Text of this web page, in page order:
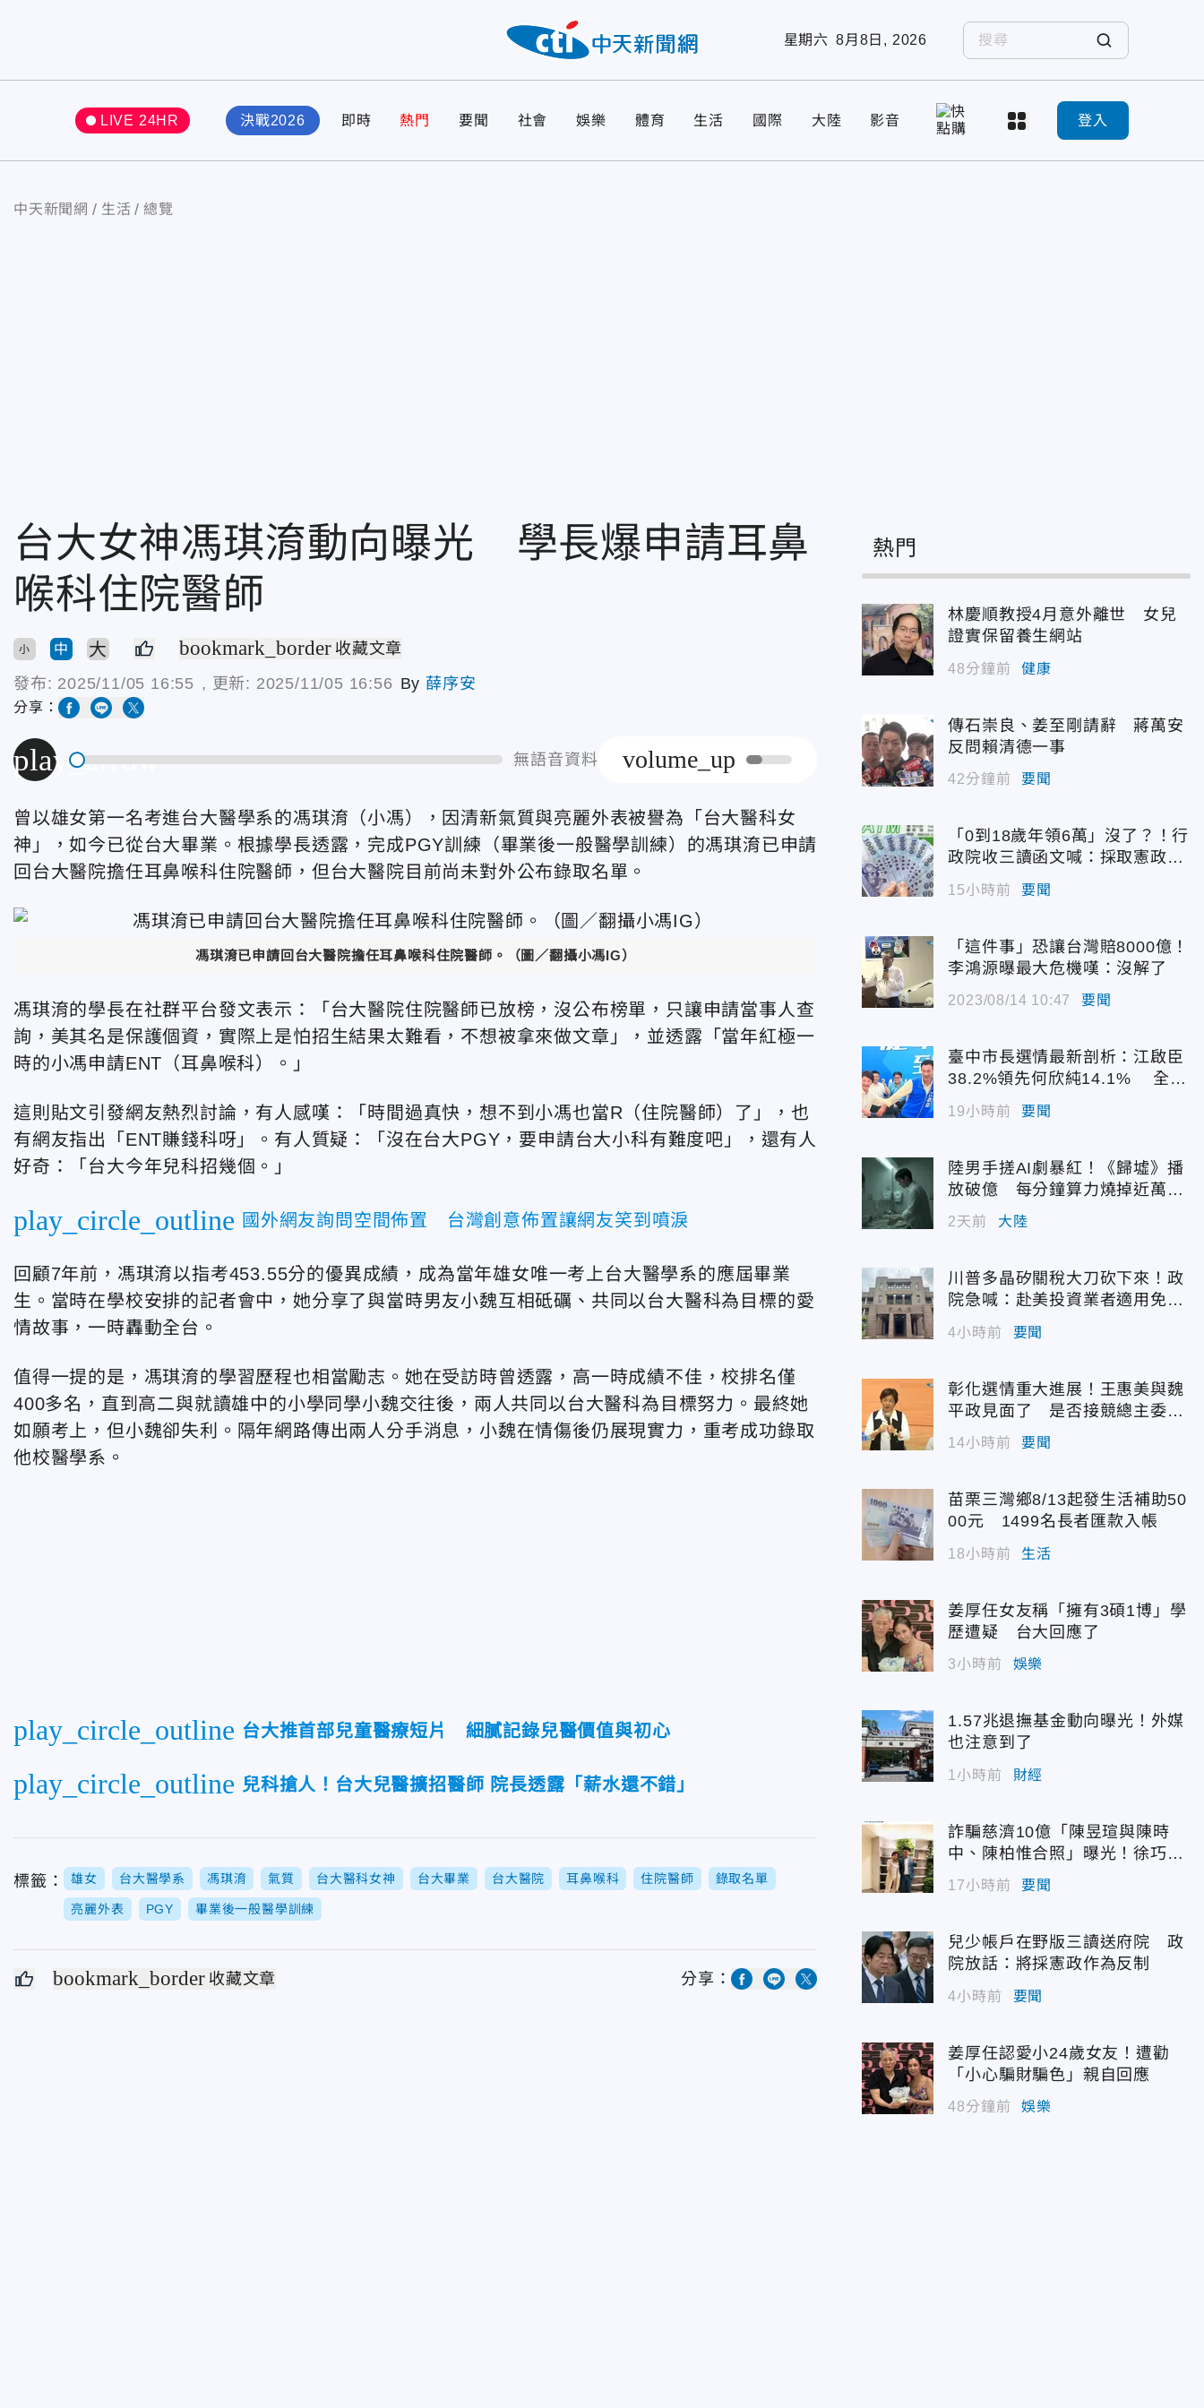
星期六 8月8日, 2026
LIVE 24HR 決戰2026 即時 熱門 要聞 社會 娛樂 體育 生活 國際 大陸 影音 登入
中天新聞網 生活 總覽
台大女神馮琪淯動向曝光 學長爆申請耳鼻
喉科住院醫師
小 中 大 bookmark_border 收藏文章
發布: 2025/11/05 16:55 , 更新: 2025/11/05 16:56 By 薛序安
分享：
play_arrow 無語音資料 volume_up
曾以雄女第一名考進台大醫學系的馮琪淯（小馮），因清新氣質與亮麗外表被譽為「台大醫科女
神」，如今已從台大畢業。根據學長透露，完成PGY訓練（畢業後一般醫學訓練）的馮琪淯已申請
回台大醫院擔任耳鼻喉科住院醫師，但台大醫院目前尚未對外公布錄取名單。
馮琪淯已申請回台大醫院擔任耳鼻喉科住院醫師。（圖／翻攝小馮IG）
馮琪淯的學長在社群平台發文表示：「台大醫院住院醫師已放榜，沒公布榜單，只讓申請當事人查
詢，美其名是保護個資，實際上是怕招生結果太難看，不想被拿來做文章」，並透露「當年紅極一
時的小馮申請ENT（耳鼻喉科）。」
這則貼文引發網友熱烈討論，有人感嘆：「時間過真快，想不到小馮也當R（住院醫師）了」，也
有網友指出「ENT賺錢科呀」。有人質疑：「沒在台大PGY，要申請台大小科有難度吧」，還有人
好奇：「台大今年兒科招幾個。」
play_circle_outline 國外網友詢問空間佈置 台灣創意佈置讓網友笑到噴淚
回顧7年前，馮琪淯以指考453.55分的優異成績，成為當年雄女唯一考上台大醫學系的應屆畢業
生。當時在學校安排的記者會中，她分享了與當時男友小魏互相砥礪、共同以台大醫科為目標的愛
情故事，一時轟動全台。
值得一提的是，馮琪淯的學習歷程也相當勵志。她在受訪時曾透露，高一時成績不佳，校排名僅
400多名，直到高二與就讀雄中的小學同學小魏交往後，兩人共同以台大醫科為目標努力。最終她
如願考上，但小魏卻失利。隔年網路傳出兩人分手消息，小魏在情傷後仍展現實力，重考成功錄取
他校醫學系。
play_circle_outline 台大推首部兒童醫療短片 細膩記錄兒醫價值與初心
play_circle_outline 兒科搶人！台大兒醫擴招醫師 院長透露「薪水還不錯」
標籤： 雄女 台大醫學系 馮琪淯 氣質 台大醫科女神 台大畢業 台大醫院 耳鼻喉科 住院醫師 錄取名單
亮麗外表 PGY 畢業後一般醫學訓練
bookmark_border 收藏文章 分享：
熱門
林慶順教授4月意外離世 女兒
證實保留養生網站
48分鐘前 健康
傳石崇良、姜至剛請辭 蔣萬安
反問賴清德一事
42分鐘前 要聞
「0到18歲年領6萬」沒了？！行
政院收三讀函文喊：採取憲政作
15小時前 要聞
「這件事」恐讓台灣賠8000億！
李鴻源曝最大危機嘆：沒解了
2023/08/14 10:47 要聞
臺中市長選情最新剖析：江啟臣
38.2%領先何欣純14.1% 全世
代支持度全面居首
19小時前 要聞
陸男手搓AI劇暴紅！《歸墟》播
放破億 每分鐘算力燒掉近萬台
2天前 大陸
川普多晶矽關稅大刀砍下來！政
院急喊：赴美投資業者適用免稅
配額
4小時前 要聞
彰化選情重大進展！王惠美與魏
平政見面了 是否接競總主委態
度曝光
14小時前 要聞
苗栗三灣鄉8/13起發生活補助50
00元 1499名長者匯款入帳
18小時前 生活
姜厚任女友稱「擁有3碩1博」學
歷遭疑 台大回應了
3小時前 娛樂
1.57兆退撫基金動向曝光！外媒
也注意到了
1小時前 財經
詐騙慈濟10億「陳昱瑄與陳時
中、陳柏惟合照」曝光！徐巧芯
震撼出手
17小時前 要聞
兒少帳戶在野版三讀送府院 政
院放話：將採憲政作為反制
4小時前 要聞
姜厚任認愛小24歲女友！遭勸
「小心騙財騙色」親自回應
48分鐘前 娛樂